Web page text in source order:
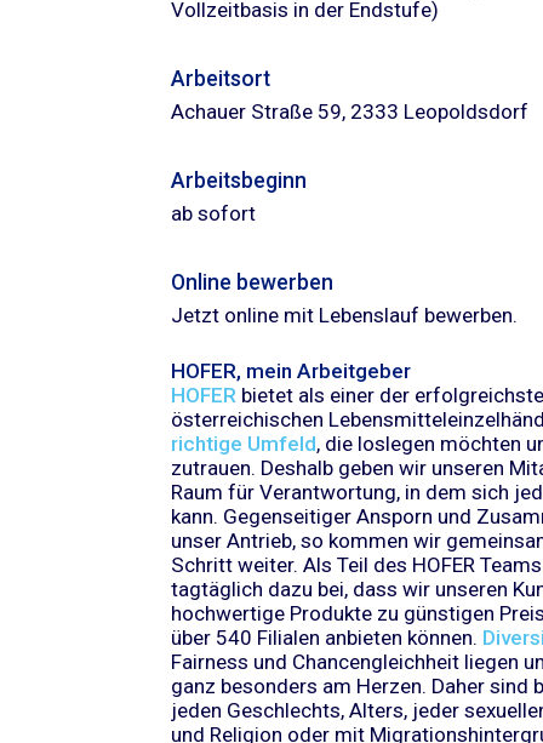
Vollzeitbasis in der Endstufe)
Arbeitsort
​Achauer Straße 59, 2333 Leopoldsdorf​
Arbeitsbeginn
​ab sofort​
Online bewerben
Jetzt online mit Lebenslauf bewerben.
HOFER, mein Arbeitgeber
HOFER bietet als einer der
österreichischen
richtige Umfeld, die loslegen möchten
zutrauen. Deshalb geben wir unseren
Raum für Verantwortung, in dem sich
kann. Gegenseitiger Ansporn und
unser Antrieb, so kommen wir
Schritt weiter. Als Teil des HOFER
tagtäglich dazu bei, dass wir unseren
hochwertige Produkte zu günstigen
über 540 Filialen anbieten können.
Fairness und Chancengleichheit liegen
ganz besonders am Herzen. Daher sind
jeden Geschlechts, Alters, jeder
und Religion oder mit